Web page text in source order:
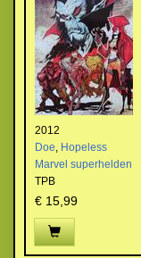
2012
Doe, Hopeless
Marvel superhelden
TPB
€ 15,99